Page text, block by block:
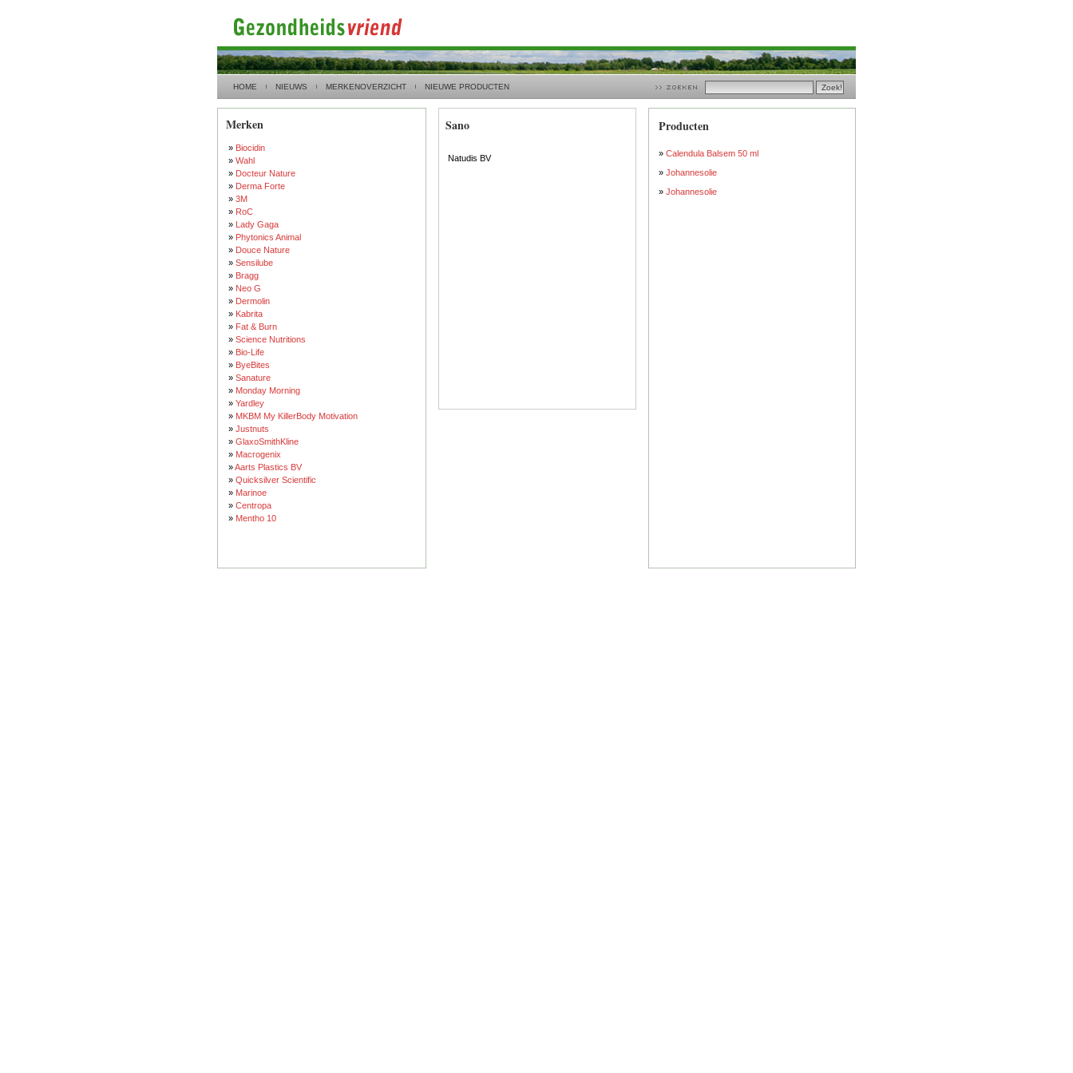
HOME NIEUWS MERKENOVERZICHT NIEUWE PRODUCTEN
Merken
» Biocidin
» Wahl
» Docteur Nature
» Derma Forte
» 3M
» RoC
» Lady Gaga
» Phytonics Animal
» Douce Nature
» Sensilube
» Bragg
» Neo G
» Dermolin
» Kabrita
» Fat & Burn
» Science Nutritions
» Bio-Life
» ByeBites
» Sanature
» Monday Morning
» Yardley
» MKBM My KillerBody Motivation
» Justnuts
» GlaxoSmithKline
» Macrogenix
»Aarts Plastics BV
» Quicksilver Scientific
» Marinoe
» Centropa
» Mentho 10
Sano
Natudis BV
Producten
» Calendula Balsem 50 ml
» Johannesolie
» Johannesolie